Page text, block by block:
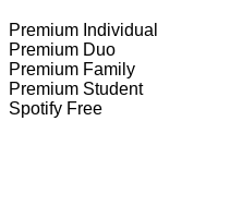
Premium Individual
Premium Duo
Premium Family
Premium Student
Spotify Free